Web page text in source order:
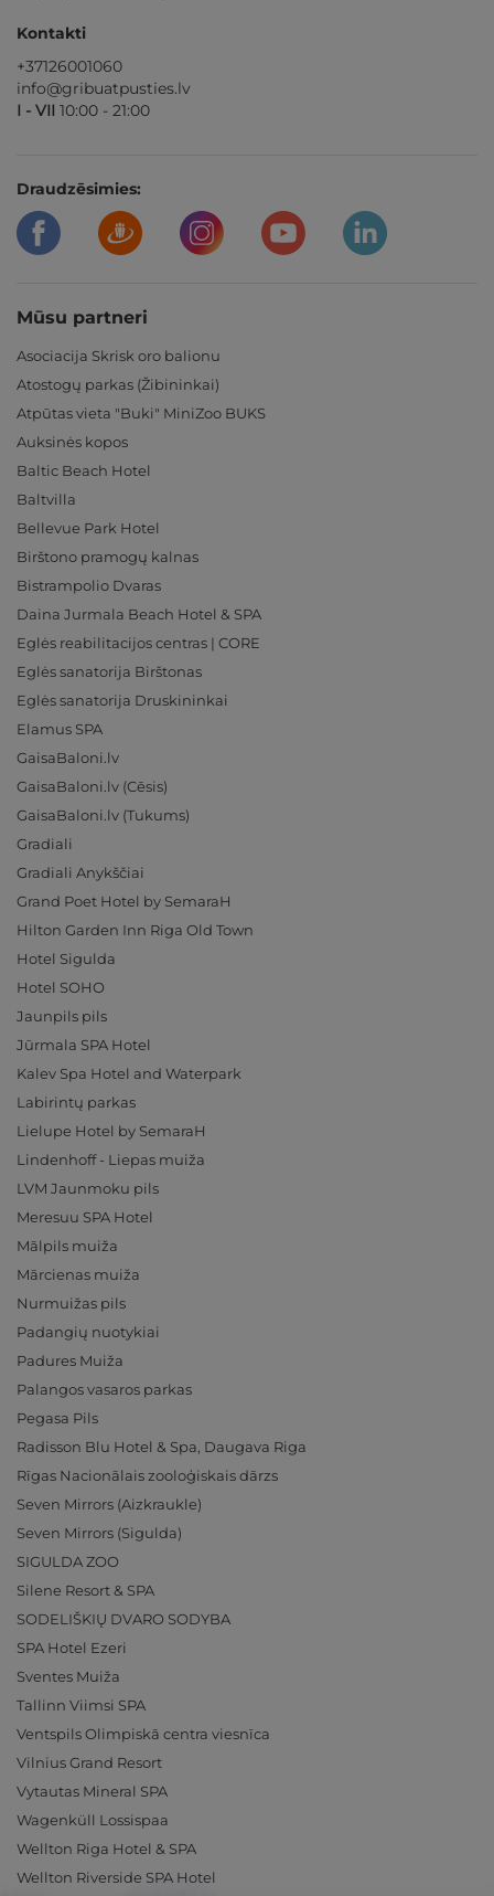
Kontakti
+37126001060
info@gribuatpusties.lv
I - VII 10:00 - 21:00
Draudzēsimies:
Mūsu partneri
Asociacija Skrisk oro balionu
Atostogų parkas (Žibininkai)
Atpūtas vieta "Buki" MiniZoo BUKS
Auksinės kopos
Baltic Beach Hotel
Baltvilla
Bellevue Park Hotel
Birštono pramogų kalnas
Bistrampolio Dvaras
Daina Jurmala Beach Hotel & SPA
Eglės reabilitacijos centras | CORE
Eglės sanatorija Birštonas
Eglės sanatorija Druskininkai
Elamus SPA
GaisaBaloni.lv
GaisaBaloni.lv (Cēsis)
GaisaBaloni.lv (Tukums)
Gradiali
Gradiali Anykščiai
Grand Poet Hotel by SemaraH
Hilton Garden Inn Riga Old Town
Hotel Sigulda
Hotel SOHO
Jaunpils pils
Jūrmala SPA Hotel
Kalev Spa Hotel and Waterpark
Labirintų parkas
Lielupe Hotel by SemaraH
Lindenhoff - Liepas muiža
LVM Jaunmoku pils
Meresuu SPA Hotel
Mālpils muiža
Mārcienas muiža
Nurmuižas pils
Padangių nuotykiai
Padures Muiža
Palangos vasaros parkas
Pegasa Pils
Radisson Blu Hotel & Spa, Daugava Riga
Rīgas Nacionālais zooloģiskais dārzs
Seven Mirrors (Aizkraukle)
Seven Mirrors (Sigulda)
SIGULDA ZOO
Silene Resort & SPA
SODELIŠKIŲ DVARO SODYBA
SPA Hotel Ezeri
Sventes Muiža
Tallinn Viimsi SPA
Ventspils Olimpiskā centra viesnīca
Vilnius Grand Resort
Vytautas Mineral SPA
Wagenküll Lossispaa
Wellton Riga Hotel & SPA
Wellton Riverside SPA Hotel